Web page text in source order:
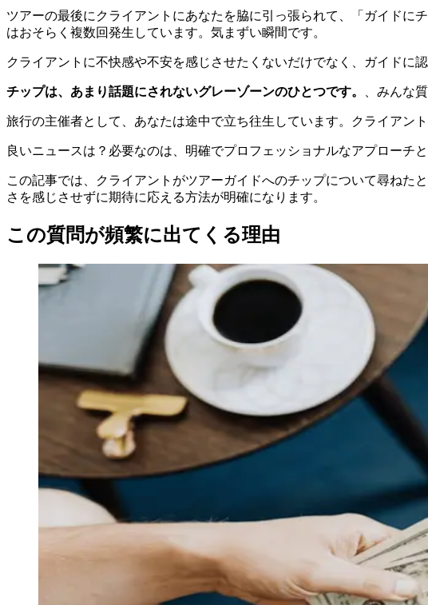
ツアーの最後にクライアントにあなたを脇に引っ張られて、「ガイドに
はおそらく複数回発生しています。気まずい瞬間です。
クライアントに不快感や不安を感じさせたくないだけでなく、ガイドに
チップは、あまり話題にされないグレーゾーンのひとつです。 、みんな
旅行の主催者として、あなたは途中で立ち往生しています。クライアン
良いニュースは？必要なのは、明確でプロフェッショナルなアプローチ
この記事では、クライアントがツアーガイドへのチップについて尋ねた
さを感じさせずに期待に応える方法が明確になります。
この質問が頻繁に出てくる理由